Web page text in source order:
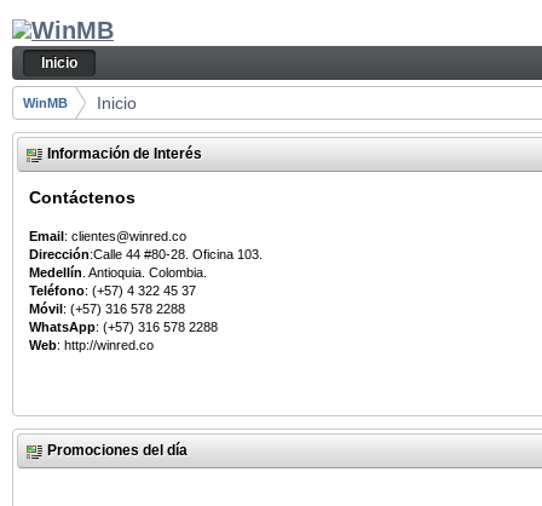
Saltar al contenido
Inicio
Navegación
Inicio
Camino de migas
WinMB Inicio
Información de Interés
Contáctenos
Email: clientes@winred.co
Dirección:Calle 44 #80-28. Oficina 103.
Medellín . Antioquia. Colombia.
Teléfono: (+57) 4 322 45 37
Móvil: (+57) 316 578 2288
WhatsApp: (+57) 316 578 2288
Web: http://winred.co
Promociones del día